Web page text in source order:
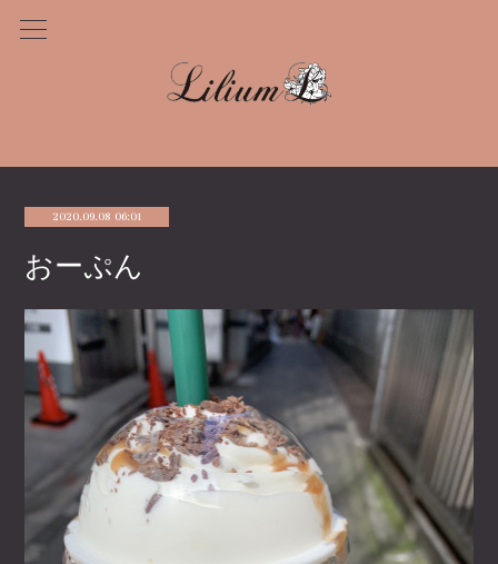
2020.09.08 06:01
おーぷん